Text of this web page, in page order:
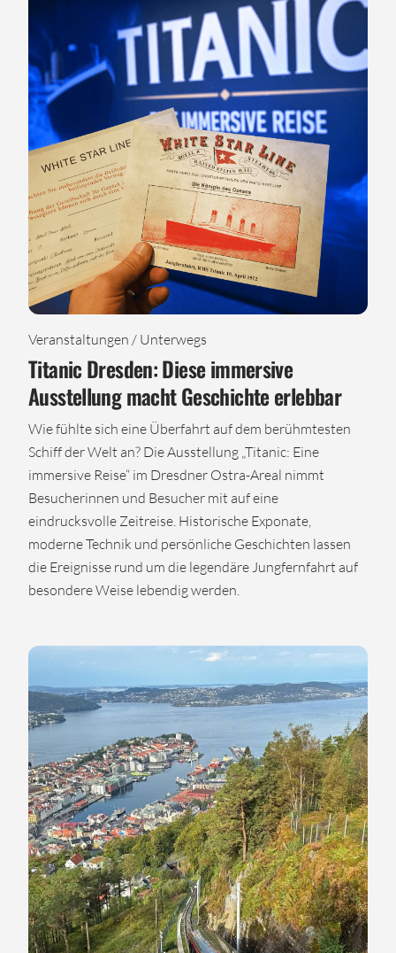
Veranstaltungen / Unterwegs
Titanic Dresden: Diese immersive
Ausstellung macht Geschichte erlebbar
Wie fühlte sich eine Überfahrt auf dem berühmtesten
Schiff der Welt an? Die Ausstellung „Titanic: Eine
immersive Reise“ im Dresdner Ostra-Areal nimmt
Besucherinnen und Besucher mit auf eine
eindrucksvolle Zeitreise. Historische Exponate,
moderne Technik und persönliche Geschichten lassen
die Ereignisse rund um die legendäre Jungfernfahrt auf
besondere Weise lebendig werden.